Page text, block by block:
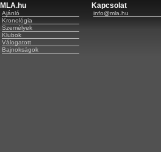
MLA.hu
Ajánló
Kronológia
Személyek
Klubok
Válogatott
Bajnokságok
Kapcsolat
info@mla.hu